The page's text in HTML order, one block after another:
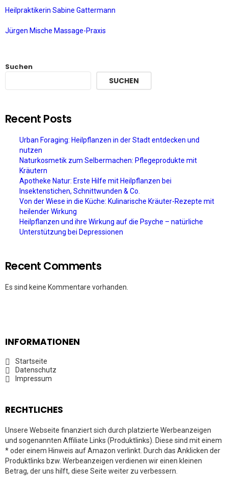
Heilpraktikerin Sabine Gattermann
Jürgen Mische Massage-Praxis
Suchen
SUCHEN
Recent Posts
Urban Foraging: Heilpflanzen in der Stadt entdecken und
nutzen
Naturkosmetik zum Selbermachen: Pflegeprodukte mit
Kräutern
Apotheke Natur: Erste Hilfe mit Heilpflanzen bei
Insektenstichen, Schnittwunden & Co.
Von der Wiese in die Küche: Kulinarische Kräuter-Rezepte mit
heilender Wirkung
Heilpflanzen und ihre Wirkung auf die Psyche – natürliche
Unterstützung bei Depressionen
Recent Comments
Es sind keine Kommentare vorhanden.
INFORMATIONEN
Startseite
Datenschutz
Impressum
RECHTLICHES
Unsere Webseite finanziert sich durch platzierte Werbeanzeigen
und sogenannten Affiliate Links (Produktlinks). Diese sind mit einem
* oder einem Hinweis auf Amazon verlinkt. Durch das Anklicken der
Produktlinks bzw. Werbeanzeigen verdienen wir einen kleinen
Betrag, der uns hilft, diese Seite weiter zu verbessern.